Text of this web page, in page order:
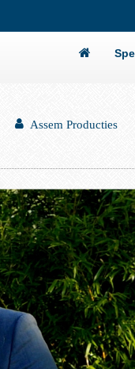
Assem Producties